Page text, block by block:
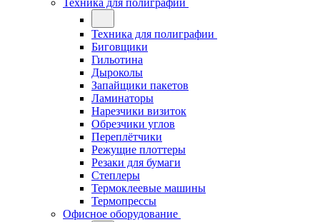
Техника для полиграфии
Техника для полиграфии
Биговщики
Гильотина
Дыроколы
Запайщики пакетов
Ламинаторы
Нарезчики визиток
Обрезчики углов
Переплётчики
Режущие плоттеры
Резаки для бумаги
Степлеры
Термоклеевые машины
Термопрессы
Офисное оборудование